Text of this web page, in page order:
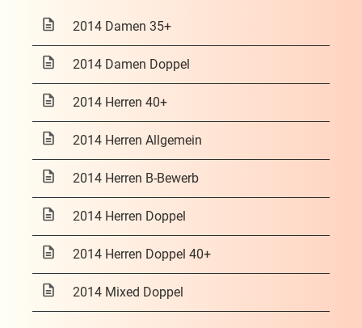
2014 Damen 35+
2014 Damen Doppel
2014 Herren 40+
2014 Herren Allgemein
2014 Herren B-Bewerb
2014 Herren Doppel
2014 Herren Doppel 40+
2014 Mixed Doppel